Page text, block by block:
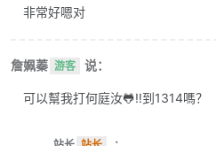
非常好嗯对
詹姵蓁 游客 说：
可以幫我打何庭汝🐸‼️到1314嗎？